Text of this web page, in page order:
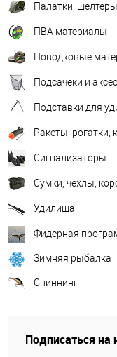
Палатки,
ПВА материалы
Поводковые
Подсачеки и
Подставки для
Ракеты, рогатки,
Сигнализаторы
Сумки, чехлы,
Удилища
Фидерная
Зимняя рыбалка
Спиннинг
Подписаться на